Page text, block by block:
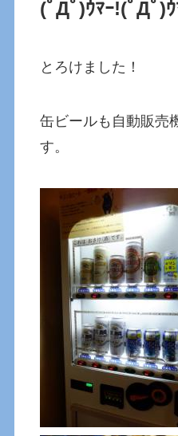
(ﾟДﾟ)ｳﾏｰ!(ﾟДﾟ)
とろけました！
缶ビールも自動販売
す。